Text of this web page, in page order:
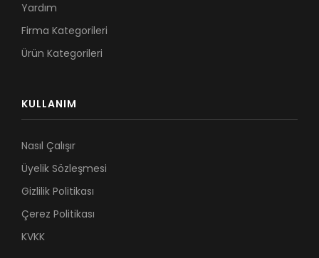
Yardım
Firma Kategorileri
Ürün Kategorileri
KULLANIM
Nasıl Çalışır
Üyelik Sözleşmesi
Gizlilik Politikası
Çerez Politikası
KVKK